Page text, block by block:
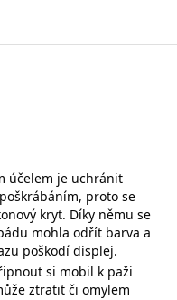
účelem je uchránit
proto se
kryt. Díky němu se
mohla odřít barva a
poškodí displej.
si mobil k paži
ztratit či omylem